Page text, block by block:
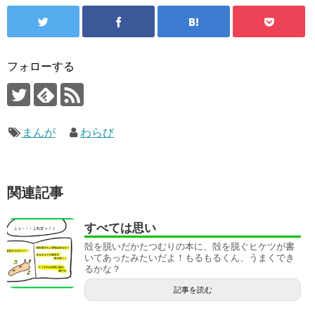
フォローする
まんが わらび
関連記事
すべては思い
殻を脱いだかたつむりの本に、殻を脱ぐヒケツが書
いてあったみたいだよ！もるもるくん、うまくでき
るかな？
記事を読む